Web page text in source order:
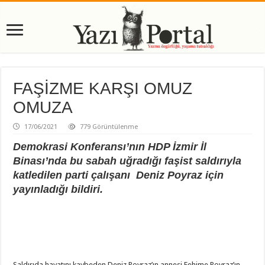
FAŞİZME KARŞI OMUZ
OMUZA
17/06/2021 779 Görüntülenme
Demokrasi Konferansı’nın HDP İzmir İl
Binası’nda bu sabah uğradığı faşist saldırıyla
katledilen parti çalışanı Deniz Poyraz için
yayınladığı bildiri.